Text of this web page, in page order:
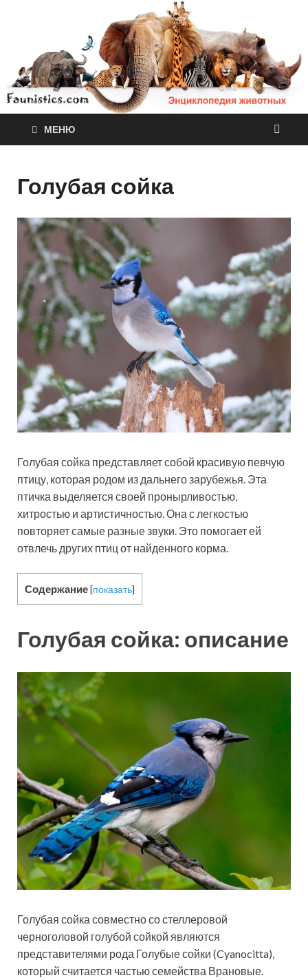
МЕНЮ
Голубая сойка
Голубая сойка представляет собой красивую певчую
птицу, которая родом из дальнего зарубежья. Эта
птичка выделяется своей пронырливостью,
хитростью и артистичностью. Она с легкостью
повторяет самые разные звуки. Это помогает ей
отвлечь других птиц от найденного корма.
Содержание[показать]
Голубая сойка: описание
Голубая сойка совместно со стеллеровой
черноголовой голубой сойкой являются
представителями рода Голубые сойки (Cyanocitta),
который считается частью семейства Врановые.